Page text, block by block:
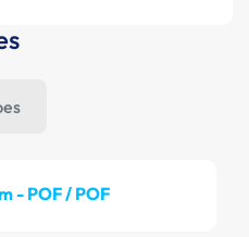
- POF / POF